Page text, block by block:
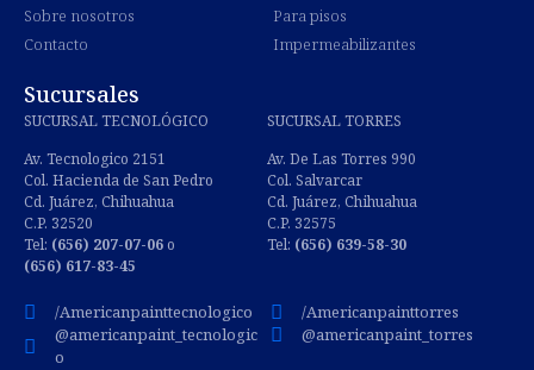
Sobre nosotros
Contacto
Para pisos
Impermeabilizantes
Sucursales
SUCURSAL TECNOLÓGICO
Av. Tecnologico 2151
Col. Hacienda de San Pedro
Cd. Juárez, Chihuahua
C.P. 32520
Tel: (656) 207-07-06o
(656) 617-83-45
/Americanpainttecnologico
@americanpaint_tecnologic
o
SUCURSAL TORRES
Av. De Las Torres 990
Col. Salvarcar
Cd. Juárez, Chihuahua
C.P. 32575
Tel: (656) 639-58-30
/Americanpainttorres
@americanpaint_torres